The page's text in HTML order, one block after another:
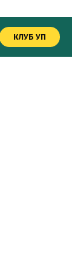
КЛУБ УП